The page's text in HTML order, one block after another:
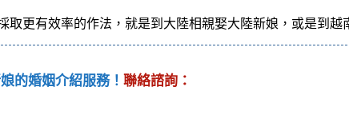
更有效率的作法，就是到大陸相親娶大陸新娘，或是到越
的婚姻介紹服務！聯絡諮詢：